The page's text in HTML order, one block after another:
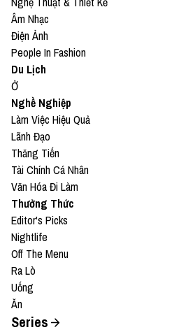
Âm Nhạc
Điện Ảnh
People In Fashion
Du Lịch
Ở
Nghề Nghiệp
Làm Việc Hiệu Quả
Lãnh Đạo
Thăng Tiến
Tài Chính Cá Nhân
Văn Hóa Đi Làm
Thưởng Thức
Editor's Picks
Nightlife
Off The Menu
Ra Lò
Uống
Ăn
Series